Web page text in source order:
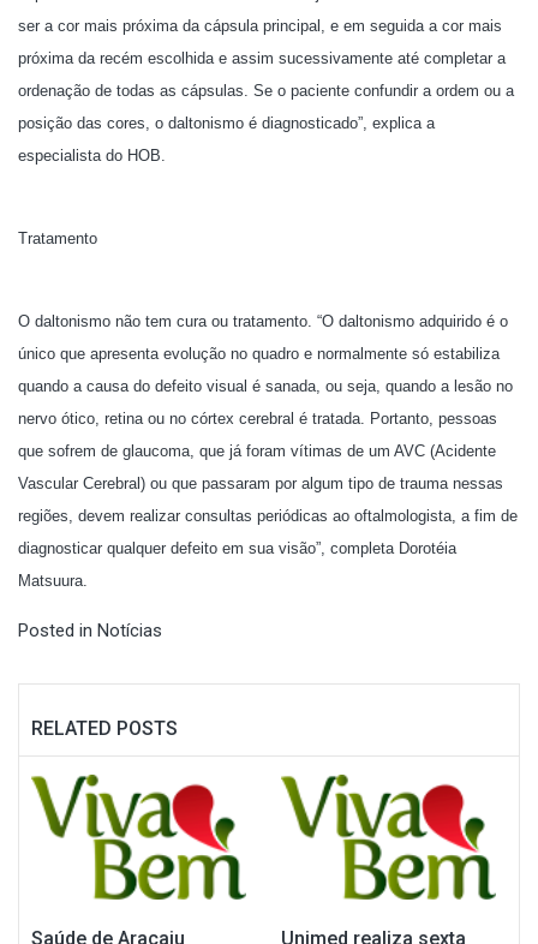
ser a cor mais próxima da cápsula principal, e em seguida a cor mais
próxima da recém escolhida e assim sucessivamente até completar a
ordenação de todas as cápsulas. Se o paciente confundir a ordem ou a
posição das cores, o daltonismo é diagnosticado”, explica a
especialista do HOB.
Tratamento
O daltonismo não tem cura ou tratamento. “O daltonismo adquirido é o
único que apresenta evolução no quadro e normalmente só estabiliza
quando a causa do defeito visual é sanada, ou seja, quando a lesão no
nervo ótico, retina ou no córtex cerebral é tratada. Portanto, pessoas
que sofrem de glaucoma, que já foram vítimas de um AVC (Acidente
Vascular Cerebral) ou que passaram por algum tipo de trauma nessas
regiões, devem realizar consultas periódicas ao oftalmologista, a fim de
diagnosticar qualquer defeito em sua visão”, completa Dorotéia
Matsuura.
Posted in Notícias
RELATED POSTS
Saúde de Aracaju Unimed realiza sexta